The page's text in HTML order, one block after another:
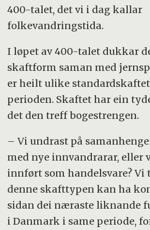
400-talet, det vi i dag kallar
folkevandringstida.
I løpet av 400-talet dukkar
skaftform saman med
er heilt ulike
perioden. Skaftet har ein
det den treff bogestrengen.
– Vi undrast på
med nye innvandrarar, eller
innført som handelsvare? Vi
denne skafttypen kan ha
sidan dei næraste liknande
i Danmark i same periode,